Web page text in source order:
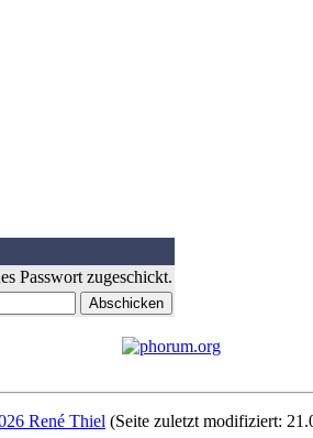
Passwort zugeschickt.
René Thiel (Seite zuletzt modifiziert: